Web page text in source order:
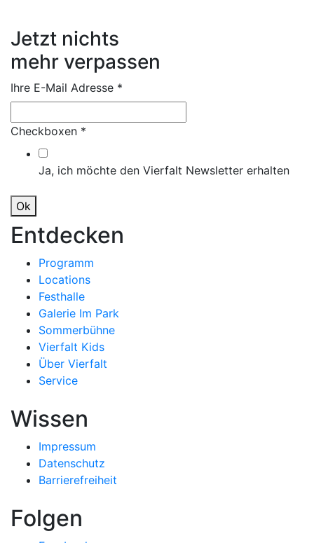
Jetzt nichts
mehr verpassen
Ihre E-Mail Adresse *
Checkboxen *
Ja, ich möchte den Vierfalt Newsletter erhalten
Ok
Entdecken
Programm
Locations
Festhalle
Galerie Im Park
Sommerbühne
Vierfalt Kids
Über Vierfalt
Service
Wissen
Impressum
Datenschutz
Barrierefreiheit
Folgen